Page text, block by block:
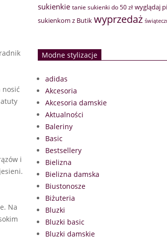
nosić
i
Na
sukienkie tanie sukienki do 50 zł wyglądaj
sukienkom z Butik wyprzedaż
Modne stylizacje
adidas
Akcesoria
Akcesoria damskie
Aktualności
Baleriny
Basic
Bestsellery
Bielizna
Bielizna damska
Biustonosze
Biżuteria
Bluzki
Bluzki basic
Bluzki damskie